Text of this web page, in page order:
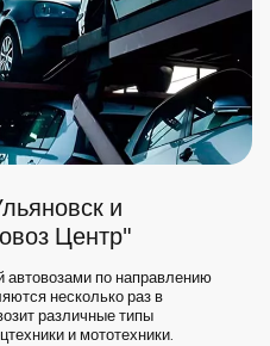
и
Центр"
автовозами по направлению
несколько раз в
различные типы
и мототехники.